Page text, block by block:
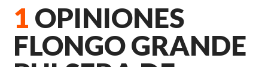
1 OPINIONES
FLONGO GRANDE